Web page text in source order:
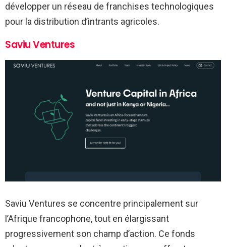
développer un réseau de franchises technologiques
pour la distribution d’intrants agricoles.
Saviu Ventures
Saviu Ventures se concentre principalement sur
l’Afrique francophone, tout en élargissant
progressivement son champ d’action. Ce fonds